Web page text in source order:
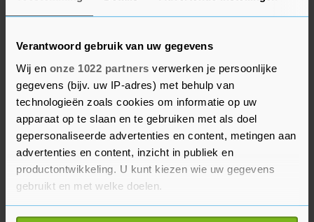
Verantwoord gebruik van uw gegevens
Wij en onze 1022 partners verwerken je persoonlijke
gegevens (bijv. uw IP-adres) met behulp van
technologieën zoals cookies om informatie op uw
apparaat op te slaan en te gebruiken met als doel
gepersonaliseerde advertenties en content, metingen aan
advertenties en content, inzicht in publiek en
productontwikkeling. U kunt kiezen wie uw gegevens
gebruikt en met welke doelen.
Als u het toestaat, willen we ook graag:
Commissie Ursula von der Leyen eerder.